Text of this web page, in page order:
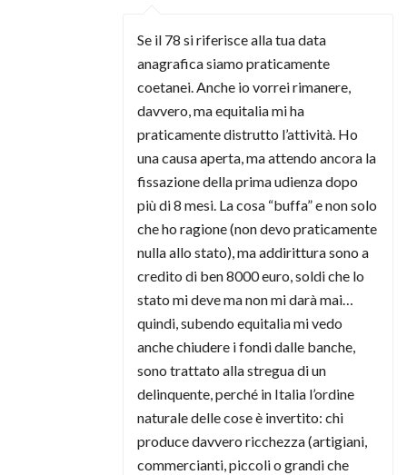
Se il 78 si riferisce alla tua data
anagrafica siamo praticamente
coetanei. Anche io vorrei rimanere,
davvero, ma equitalia mi ha
praticamente distrutto l’attività. Ho
una causa aperta, ma attendo ancora la
fissazione della prima udienza dopo
più di 8 mesi. La cosa “buffa” e non solo
che ho ragione (non devo praticamente
nulla allo stato), ma addirittura sono a
credito di ben 8000 euro, soldi che lo
stato mi deve ma non mi darà mai…
quindi, subendo equitalia mi vedo
anche chiudere i fondi dalle banche,
sono trattato alla stregua di un
delinquente, perché in Italia l’ordine
naturale delle cose è invertito: chi
produce davvero ricchezza (artigiani,
commercianti, piccoli o grandi che